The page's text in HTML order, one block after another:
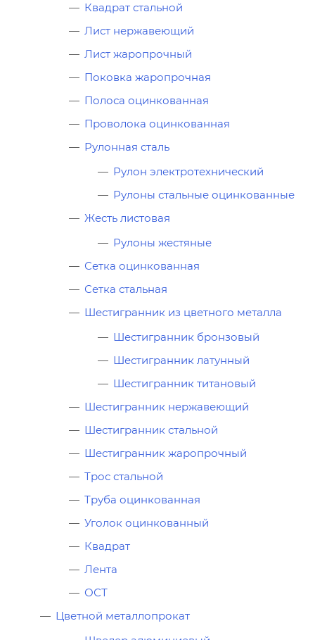
Квадрат стальной
Лист нержавеющий
Лист жаропрочный
Поковка жаропрочная
Полоса оцинкованная
Проволока оцинкованная
Рулонная сталь
Рулон электротехнический
Рулоны стальные оцинкованные
Жесть листовая
Рулоны жестяные
Сетка оцинкованная
Сетка стальная
Шестигранник из цветного металла
Шестигранник бронзовый
Шестигранник латунный
Шестигранник титановый
Шестигранник нержавеющий
Шестигранник стальной
Шестигранник жаропрочный
Трос стальной
Труба оцинкованная
Уголок оцинкованный
Квадрат
Лента
ОСТ
Цветной металлопрокат